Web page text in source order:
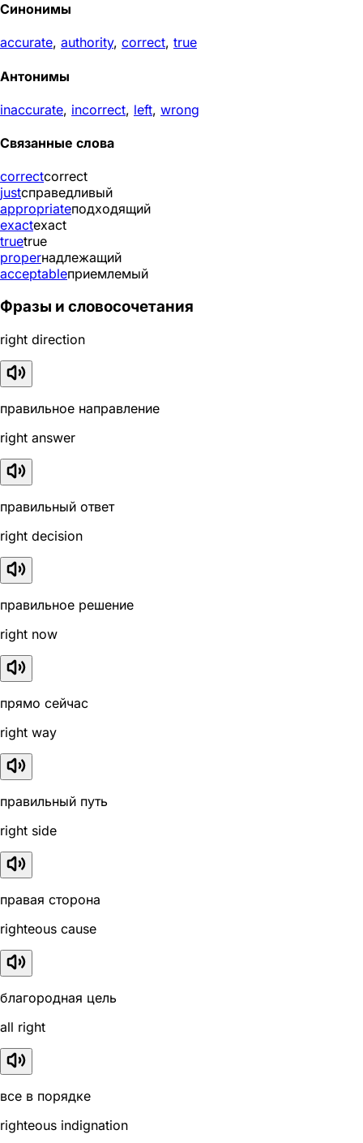
Синонимы
accurate, authority, correct, true
Антонимы
inaccurate, incorrect, left, wrong
Связанные слова
correctcorrect
justсправедливый
appropriateподходящий
exactexact
truetrue
properнадлежащий
acceptableприемлемый
Фразы и словосочетания
right direction
правильное направление
right answer
правильный ответ
right decision
правильное решение
right now
прямо сейчас
right way
правильный путь
right side
правая сторона
righteous cause
благородная цель
all right
все в порядке
righteous indignation